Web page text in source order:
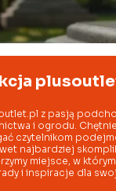
z pasją
i ogrodu.
czytelnikom
najbardziej
miejsce, w
i inspiracje dla